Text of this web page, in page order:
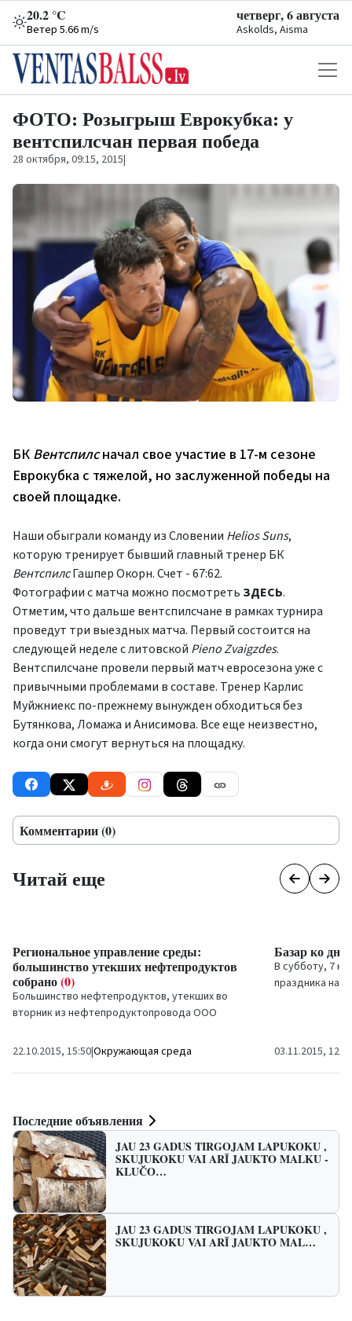
20.2 °C
Ветер 5.66 m/s
четверг, 6 августа
Askolds, Aisma
ФОТО: Розыгрыш Еврокубка: у
вентспилсчан первая победа
28 октября, 09:15, 2015|
БК Вентспилсначал свое участие в 17-м сезоне
Еврокубка с тяжелой, но заслуженной победы на
своей площадке.
Наши обыграли команду из Словении Helios Suns,
которую тренирует бывший главный тренер БК
ВентспилсГашпер Окорн. Счет - 67:62.
Фотографии с матча можно посмотреть ЗДЕСЬ.
Отметим, что дальше вентспилсчане в рамках турнира
проведут три выездных матча. Первый состоится на
следующей неделе с литовской Pieno Zvaigzdes.
Вентспилсчане провели первый матч евросезона уже с
привычными проблемами в составе. Тренер Карлис
Муйжниекс по-прежнему вынужден обходиться без
Бутянкова, Ломажа и Анисимова. Все еще неизвестно,
когда они смогут вернуться на площадку.
Комментарии (0)
Читай еще
Региональное управление среды:
большинство утекших нефтепродуктов
собрано(0)
Большинство нефтепродуктов, утекших во
вторник из нефтепродуктопровода ООО
22.10.2015, 15:50|Окружающая среда
Базар ко
В субботу, 7
праздника на
03.11.2015, 12:03
Последние объявления
JAU 23 GADUS TIRGOJAM LAPUKOKU ,
SKUJUKOKU VAI ARĪ JAUKTO MALKU -
KLUČO…
JAU 23 GADUS TIRGOJAM LAPUKOKU ,
SKUJUKOKU VAI ARĪ JAUKTO MAL…